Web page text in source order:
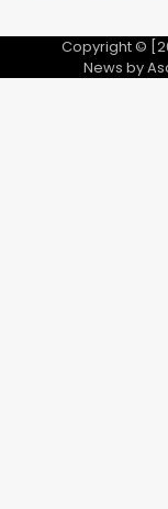
Copyright ©
News by